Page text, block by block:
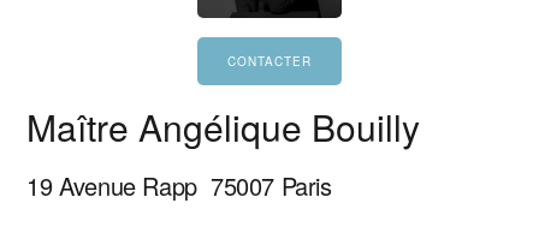
Maître Angélique Bouilly
19 Avenue Rapp 75007 Paris